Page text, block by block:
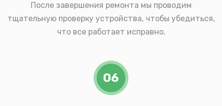
После завершения ремонта мы проводим
тщательную проверку устройства, чтобы убедиться,
что все работает исправно.
06